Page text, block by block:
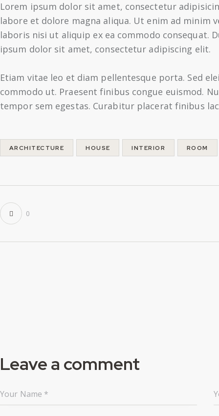
Lorem ipsum dolor sit amet, consectetur
labore et dolore magna aliqua. Ut enim ad minim
laboris nisi ut aliquip ex ea commodo consequat.
ipsum dolor sit amet, consectetur adipiscing elit.
Etiam vitae leo et diam pellentesque porta. Sed
commodo ut. Praesent finibus congue euismod.
tempor sem egestas. Curabitur placerat finibus
ARCHITECTURE HOUSE INTERIOR ROOM
0
Leave a comment